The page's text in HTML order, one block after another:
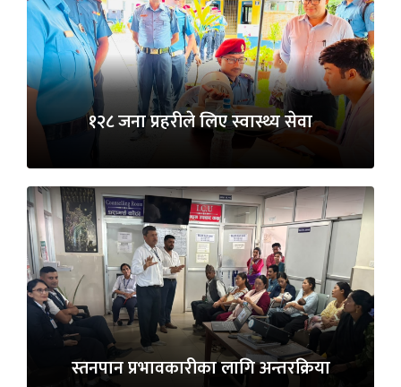
१२८ जना प्रहरीले लिए स्वास्थ्य सेवा
स्तनपान प्रभावकारीका लागि अन्तरक्रिया